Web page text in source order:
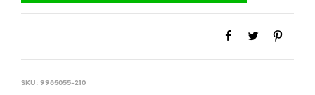
SKU: 9985055-210